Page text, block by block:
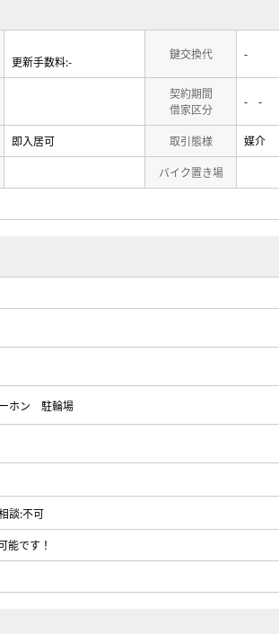
更新手数料:-
鍵交換代 -
契約期間
借家区分
- -
即入居可 取引態様 媒介
バイク置き場
ホン 駐輪場
談:不可
能です！